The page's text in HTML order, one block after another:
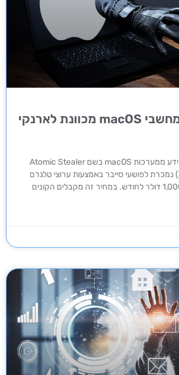
גניבת מידע ממחשבי macOS מכוונת לארנקי
נוזקה חדשה לגניבת מידע ממערכות macOS בשם Atomic Stealer
(ידועה גם בשם AMOS) נמכרת לפושעי סייבר באמצעות ערוצי טלגרם